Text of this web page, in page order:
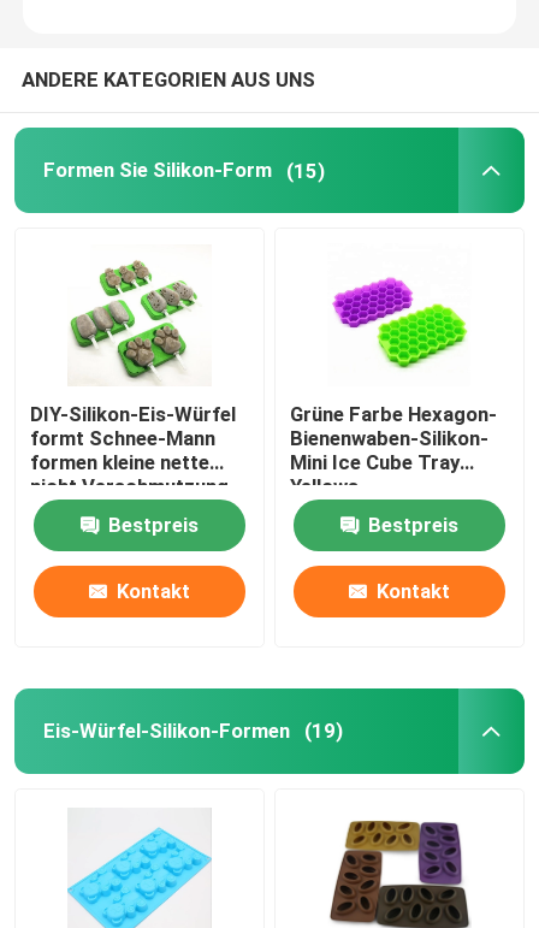
ANDERE KATEGORIEN AUS UNS
Formen Sie Silikon-Form (15)
DIY-Silikon-Eis-Würfel
formt Schnee-Mann
formen kleine nette
nicht Verschmutzung
Bestpreis
Kontakt
Grüne Farbe Hexagon-
Bienenwaben-Silikon-
Mini Ice Cube Tray
Yellows
Bestpreis
Kontakt
Eis-Würfel-Silikon-Formen (19)